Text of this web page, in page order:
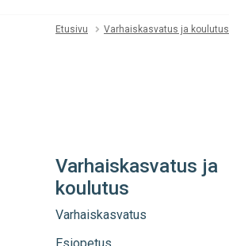
Etusivu Varhaiskasvatus ja koulutus
Varhaiskasvatus ja
koulutus
Varhaiskasvatus